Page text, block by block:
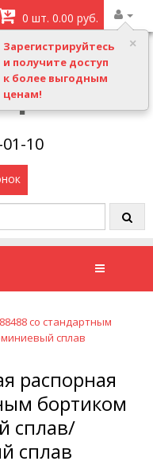
0 шт. 0.00 руб.
10
со стандартным
сплав
распорная
бортиком
сплав/
сплав
Зарегистрируйтесь
и получите доступ
к более выгодным
ценам!